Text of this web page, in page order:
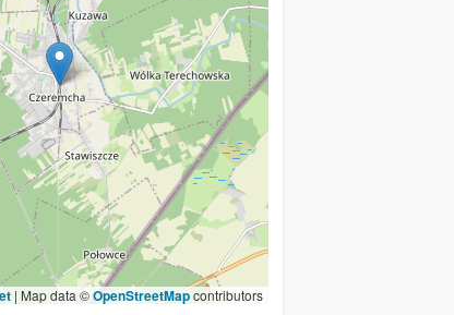
| Map data ©OpenStreetMapcontributors